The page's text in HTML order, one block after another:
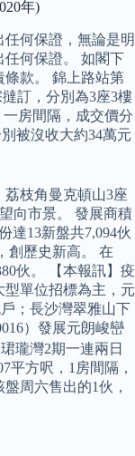
年)
任何保證，無論是明
任何保證。 如閣下
款。 錦上路站第
訂，分別為3座3樓
房間隔，成交價分
被沒收大約34萬元
枝角曼克頓山3座
向市景。 發展商積
達13新盤共7,094伙
創歷史新高。 在
伙。 【本報訊】疫
單位招標為主，元
；長沙灣翠雅山下
）發展元朗峻巒
瓏灣2期一連兩日
平方呎，1房間隔，
周六售出的1伙，